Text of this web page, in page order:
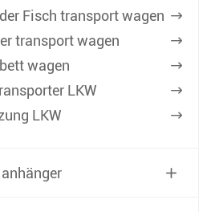
Fisch transport wagen 
transport wagen 
wagen 
LKW 
LKW 
